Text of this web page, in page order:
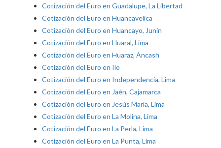
Cotización del Euro en Guadalupe, La Libertad
Cotización del Euro en Huancavelica
Cotización del Euro en Huancayo, Junín
Cotización del Euro en Huaral, Lima
Cotización del Euro en Huaraz, Áncash
Cotización del Euro en Ilo
Cotización del Euro en Independencia, Lima
Cotización del Euro en Jaén, Cajamarca
Cotización del Euro en Jesús María, Lima
Cotización del Euro en La Molina, Lima
Cotización del Euro en La Perla, Lima
Cotización del Euro en La Punta, Lima